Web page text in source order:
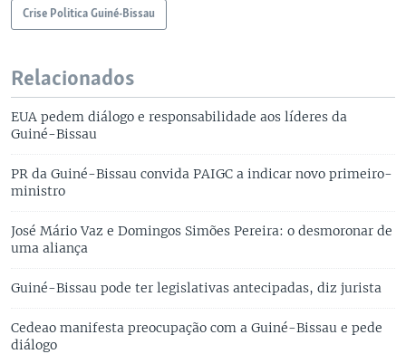
Crise Politica Guiné-Bissau
Relacionados
EUA pedem diálogo e responsabilidade aos líderes da
Guiné-Bissau
PR da Guiné-Bissau convida PAIGC a indicar novo primeiro-
ministro
José Mário Vaz e Domingos Simões Pereira: o desmoronar de
uma aliança
Guiné-Bissau pode ter legislativas antecipadas, diz jurista
Cedeao manifesta preocupação com a Guiné-Bissau e pede
diálogo